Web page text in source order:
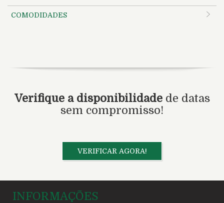
COMODIDADES
Verifique a disponibilidadede datas
sem compromisso!
VERIFICAR AGORA!
INFORMAÇÕES